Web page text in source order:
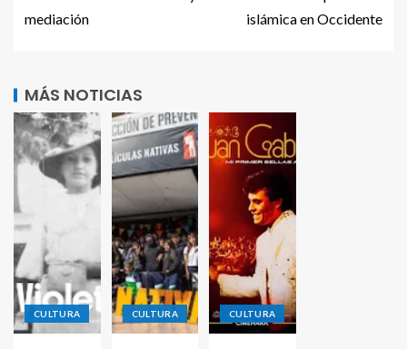
mediación
islámica en Occidente
MÁS NOTICIAS
CULTURA CULTURA CULTURA